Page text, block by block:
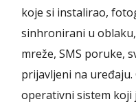
koje si instalirao,
sinhronirani u
mreže, SMS poruke,
prijavljeni na
operativni sistem koji